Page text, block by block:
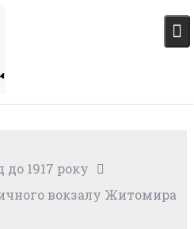
1917 року
вокзалу Житомира